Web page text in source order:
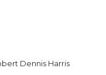
Dennis Harris